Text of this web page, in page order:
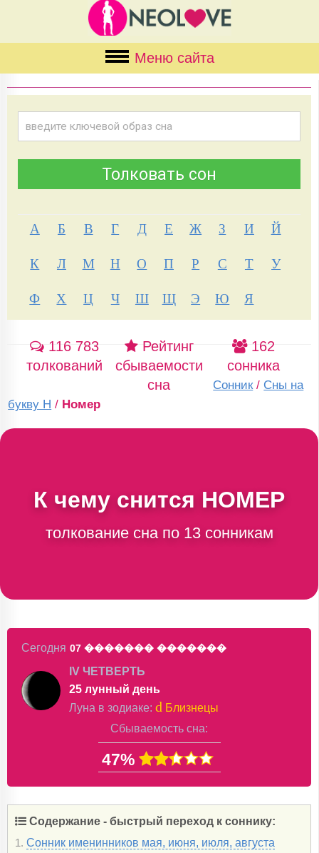
Меню сайта
А Б В Г Д Е Ж З И
Й
К
Л М Н О П Р С Т
У
Ф
Х Ц Ч Ш Щ Э Ю Я
116 783
толкований
Рейтинг
сбываемости
сна
162
сонника
Сонник / Сны на
букву Н / Номер
К чему снится НОМЕР
толкование сна по 13 сонникам
Сегодня 07 ������� �������
IV ЧЕТВЕРТЬ
25 лунный день
Луна в зодиаке: d Близнецы
Сбываемость сна:
47%
Содержание - быстрый переход к соннику:
1. Сонник именинников мая, июня, июля, августа